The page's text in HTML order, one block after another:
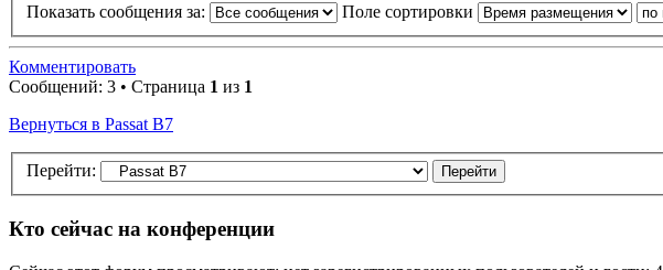
Показать сообщения за: Поле сортировки
Комментировать
Сообщений: 3 • Страница 1 из 1
Вернуться в Passat B7
Перейти:
Кто сейчас на конференции